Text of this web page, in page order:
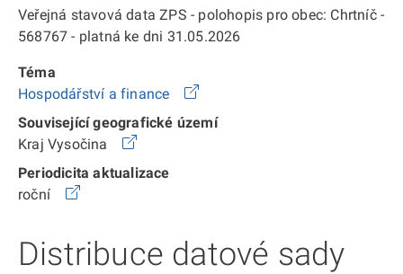
Veřejná stavová data ZPS - polohopis pro obec: Chrtníč -
568767 - platná ke dni 31.05.2026
Téma
Hospodářství a finance
Související geografické území
Kraj Vysočina
Periodicita aktualizace
roční
Distribuce datové sady